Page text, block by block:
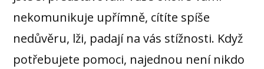
nekomunikuje upřímně, cítíte spíše
nedůvěru, lži, padají na vás stížnosti. Když
potřebujete pomoci, najednou není nikdo